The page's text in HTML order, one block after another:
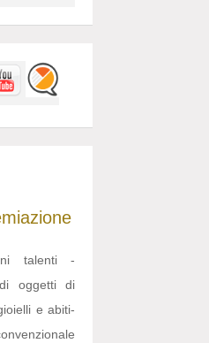
talenti -
di oggetti di
e abiti-